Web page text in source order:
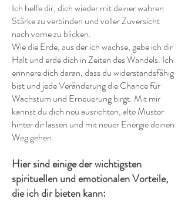
Ich helfe dir, dich wieder mit deiner wahren
Stärke zu verbinden und voller Zuversicht
nach vorne zu blicken.
Wie die Erde, aus der ich wachse, gebe ich dir
Halt und erde dich in Zeiten des Wandels. Ich
erinnere dich daran, dass du widerstandsfähig
bist und jede Veränderung die Chance für
Wachstum und Erneuerung birgt. Mit mir
kannst du dich neu ausrichten, alte Muster
hinter dir lassen und mit neuer Energie deinen
Weg gehen.
Hier sind einige der wichtigsten
spirituellen und emotionalen Vorteile,
die ich dir bieten kann: